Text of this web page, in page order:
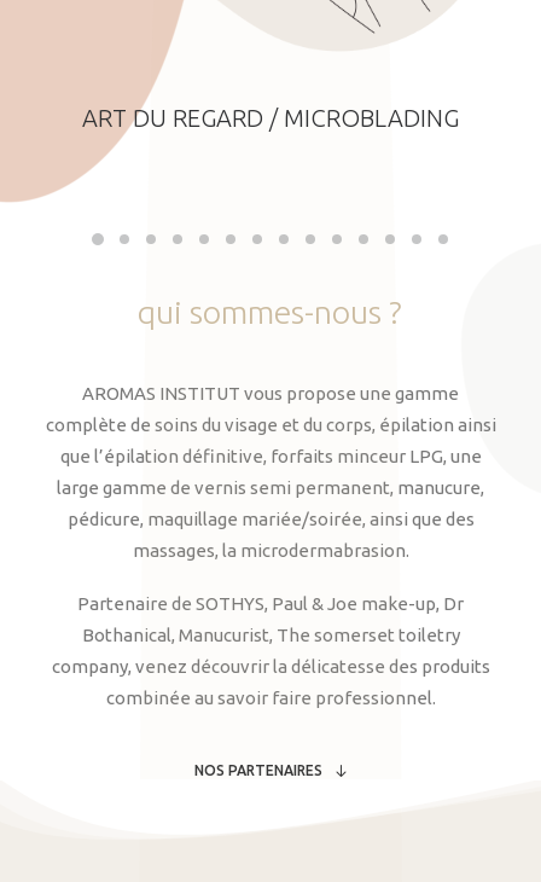
ART DU REGARD / MICROBLADING
qui sommes-nous ?
AROMAS INSTITUT vous propose une gamme
complète de soins du visage et du corps, épilation ainsi
que l’épilation définitive, forfaits minceur LPG, une
large gamme de vernis semi permanent, manucure,
pédicure, maquillage mariée/soirée, ainsi que des
massages, la microdermabrasion.
Partenaire de SOTHYS, Paul & Joe make-up, Dr
Bothanical, Manucurist, The somerset toiletry
company, venez découvrir la délicatesse des produits
combinée au savoir faire professionnel.
NOS PARTENAIRES